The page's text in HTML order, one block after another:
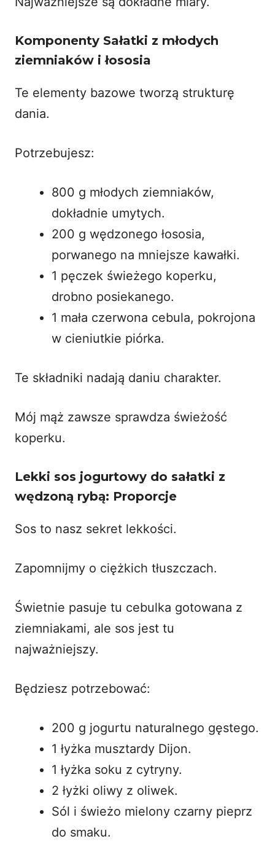
Komponenty Sałatki z młodych
ziemniaków i łososia
Te elementy bazowe tworzą strukturę
dania.
Potrzebujesz:
800 g młodych ziemniaków,
dokładnie umytych.
200 g wędzonego łososia,
porwanego na mniejsze kawałki.
1 pęczek świeżego koperku,
drobno posiekanego.
1 mała czerwona cebula, pokrojona
w cieniutkie piórka.
Te składniki nadają daniu charakter.
Mój mąż zawsze sprawdza świeżość
koperku.
Lekki sos jogurtowy do sałatki z
wędzoną rybą: Proporcje
Sos to nasz sekret lekkości.
Zapomnijmy o ciężkich tłuszczach.
Świetnie pasuje tu cebulka gotowana z
ziemniakami, ale sos jest tu
najważniejszy.
Będziesz potrzebować:
200 g jogurtu naturalnego gęstego.
1 łyżka musztardy Dijon.
1 łyżka soku z cytryny.
2 łyżki oliwy z oliwek.
Sól i świeżo mielony czarny pieprz
do smaku.